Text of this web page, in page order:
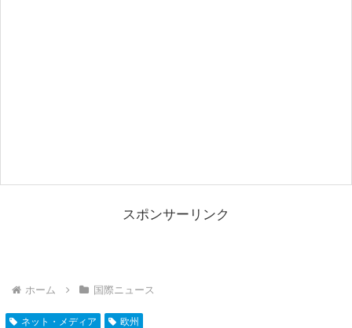
スポンサーリンク
ホーム 国際ニュース
ネット・メディア 欧州